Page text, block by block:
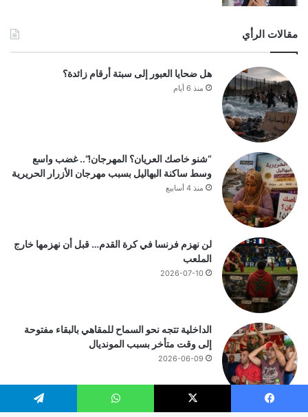
مقالات الرأي
هل ضحايا العبور إلى سبتة أرقام زائدة؟
منذ 6 أيام
“شنو خاصك العريان؟ المهرجان!”.. غضب واسع
وسط ساكنة البهاليل بسبب مهرجان الأزرار الحريرية
منذ 4 أسابيع
لن نهزم فرنسا في كرة القدم… قبل أن نهزمها خارج
الملعب
2026-07-10
الداخلية تتجه نحو السماح للمقاهي بالبقاء مفتوحة
إلى وقت متأخر بسبب المونديال
2026-06-09
فيسبوك ‫X واتساب تيلقرام